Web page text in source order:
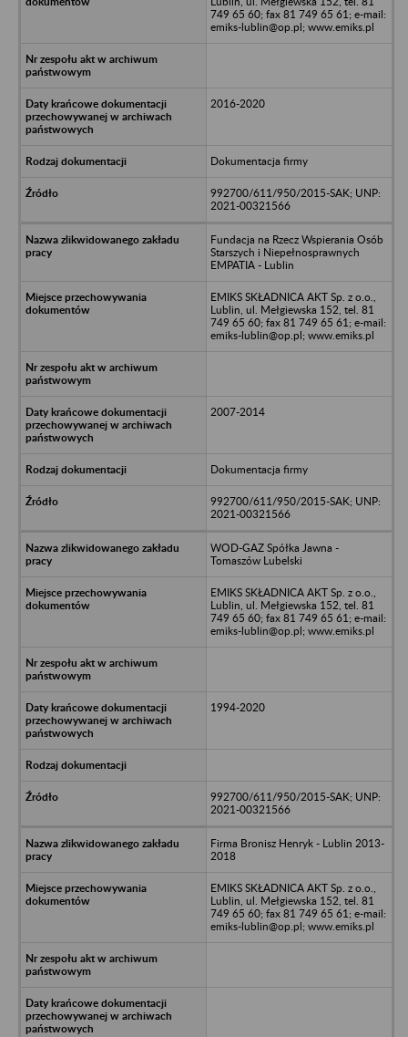
749 65 60; fax 81 749 65 61; e-mail:
emiks-lublin@op.pl; www.emiks.pl
2016-2020
Dokumentacja firmy
992700/611/950/2015-SAK; UNP:
2021-00321566
Fundacja na Rzecz Wspierania Osób
Starszych i Niepełnosprawnych
EMPATIA - Lublin
EMIKS SKŁADNICA AKT Sp. z o.o.,
Lublin, ul. Mełgiewska 152, tel. 81
749 65 60; fax 81 749 65 61; e-mail:
emiks-lublin@op.pl; www.emiks.pl
2007-2014
Dokumentacja firmy
992700/611/950/2015-SAK; UNP:
2021-00321566
WOD-GAZ Spółka Jawna -
Tomaszów Lubelski
EMIKS SKŁADNICA AKT Sp. z o.o.,
Lublin, ul. Mełgiewska 152, tel. 81
749 65 60; fax 81 749 65 61; e-mail:
emiks-lublin@op.pl; www.emiks.pl
1994-2020
992700/611/950/2015-SAK; UNP:
2021-00321566
Firma Bronisz Henryk - Lublin 2013-
2018
EMIKS SKŁADNICA AKT Sp. z o.o.,
Lublin, ul. Mełgiewska 152, tel. 81
749 65 60; fax 81 749 65 61; e-mail:
emiks-lublin@op.pl; www.emiks.pl